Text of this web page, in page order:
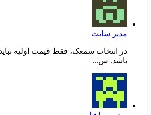
مدیر سایت
در انتخاب سمعک، فقط قیمت اولیه
باشد. س...